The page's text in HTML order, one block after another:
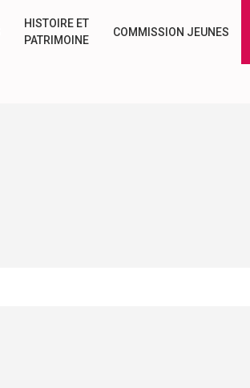
HISTOIRE ET
PATRIMOINE
COMMISSION JEUNES